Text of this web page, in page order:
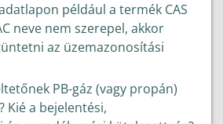
például a termék CAS
neve nem szerepel, akkor
az üzemazonosítási
PB-gáz (vagy propán)
Kié a bejelentési,